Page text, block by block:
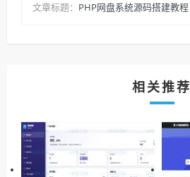
文章标题： PHP网盘系统源码搭建教程
相关推荐